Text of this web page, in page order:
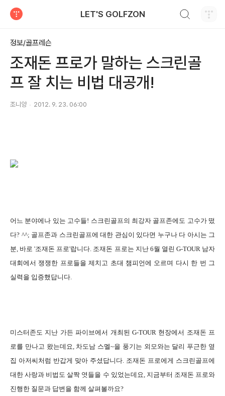
LET'S GOLFZON
정보/골프레슨
조재돈 프로가 말하는 스크린골
프 잘 치는 비법 대공개!
조니양 2012. 9. 23. 06:00
어느 분야에나 있는 고수들! 스크린골프의 최강자 골프존에도 고수가 떴
다? ^^; 골프존과 스크린골프에 대한 관심이 있다면 누구나 다 아시는 그
분, 바로 '조재돈 프로'랍니다. 조재돈 프로는 지난 6월 열린 G-TOUR 남자
대회에서 쟁쟁한 프로들을 제치고 초대 챔피언에 오르며 다시 한 번 그
실력을 입증했답니다.
미스터존도 지난 가든 파이브에서 개최된 G-TOUR 현장에서 조재돈 프
로를 만나고 왔는데요, 차도남 스멜~을 풍기는 외모와는 달리 푸근한 옆
집 아저씨처럼 반갑게 맞아 주셨답니다. 조재돈 프로에게 스크린골프에
대한 사랑과 비법도 살짝 엿들을 수 있었는데요, 지금부터 조재돈 프로와
진행한 질문과 답변을 함께 살펴볼까요?